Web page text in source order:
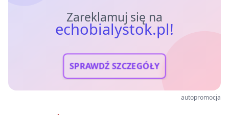
Zareklamuj się na
echobialystok.pl!
SPRAWDŹ SZCZEGÓŁY
autopromocja